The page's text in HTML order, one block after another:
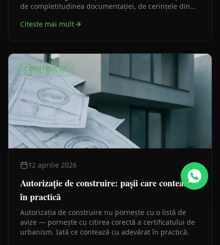
de completitudinea documentației, de cerințele din
prevede legea și ce le prelungește în practică.
Citeste mai mult
CONSTRUCȚII
12 aprilie 2026
Autorizație de construire: pașii care contează
în practică
Autorizația de construire nu pornește cu o listă de
avize — pornește cu citirea corectă a certificatului de
urbanism. Iată ce contează cu adevărat în practică.